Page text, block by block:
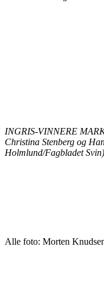
INGRIS-VINNERE
Christina Stenberg og
Holmlund/Fagbladet
Alle foto: Morten